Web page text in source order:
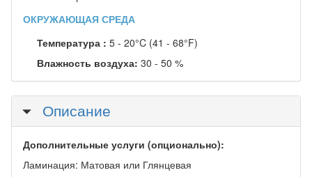
ОКРУЖАЮЩАЯ СРЕДА
Температура : 5 - 20°C (41 - 68°F)
Влажность воздуха: 30 - 50 %
Скрыть
Описание
Дополнительные услуги (опционально):
Ламинация: Матовая или Глянцевая